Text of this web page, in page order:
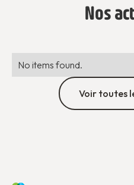
Nos
No items found.
Voir toutes